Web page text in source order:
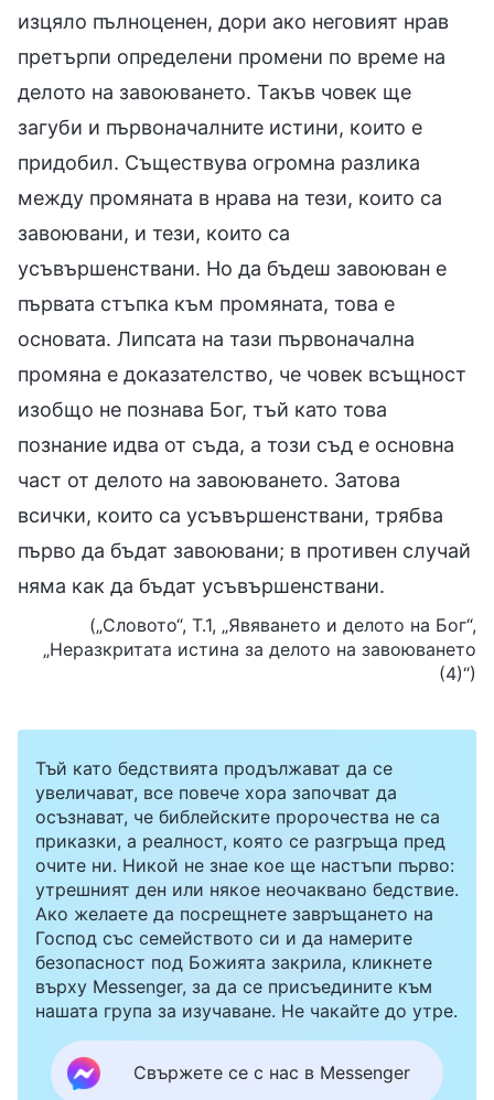
изцяло пълноценен, дори ако неговият нрав
претърпи определени промени по време на
делото на завоюването. Такъв човек ще
загуби и първоначалните истини, които е
придобил. Съществува огромна разлика
между промяната в нрава на тези, които са
завоювани, и тези, които са
усъвършенствани. Но да бъдеш завоюван е
първата стъпка към промяната, това е
основата. Липсата на тази първоначална
промяна е доказателство, че човек всъщност
изобщо не познава Бог, тъй като това
познание идва от съда, а този съд е основна
част от делото на завоюването. Затова
всички, които са усъвършенствани, трябва
първо да бъдат завоювани; в противен случай
няма как да бъдат усъвършенствани.
(„Словото“, Т.1, „Явяването и делото на Бог“,
„Неразкритата истина за делото на завоюването
(4)“)
Тъй като бедствията продължават да се
увеличават, все повече хора започват да
осъзнават, че библейските пророчества не са
приказки, а реалност, която се разгръща пред
очите ни. Никой не знае кое ще настъпи първо:
утрешният ден или някое неочаквано бедствие.
Ако желаете да посрещнете завръщането на
Господ със семейството си и да намерите
безопасност под Божията закрила, кликнете
върху Messenger, за да се присъедините към
нашата група за изучаване. Не чакайте до утре.
Свържете се с нас в Messenger